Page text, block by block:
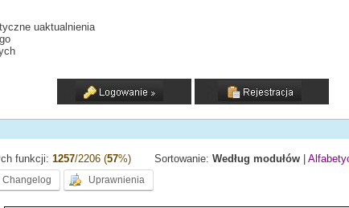
uaktualnienia
funkcji:1257/2206 (57%) Sortowanie:Według modułów |